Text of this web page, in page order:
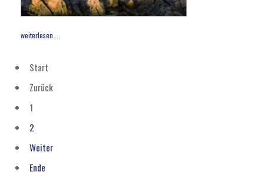
weiterlesen ...
Start
Zurück
1
2
Weiter
Ende